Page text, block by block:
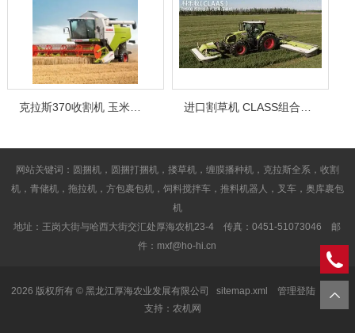
克拉斯370收割机 玉米收割机
网站关键词：圆捆机，圆捆打捆机，搂草机，缠膜播种机，克拉斯全系，收割
机，青储机，拖拉机，方包裹包机，饲料搅拌车，推料机器人，叉车，奥库裹包
机
地址：王岗大街与哈西大街交汇处厚海农机23-4 传真：0451-51073046 邮
件：mxf@ho-hi.cn
2026 版权所有 © 黑龙江厚海农业发展有限公司 sitemap.xml 管理登陆技术
支持： 农机网